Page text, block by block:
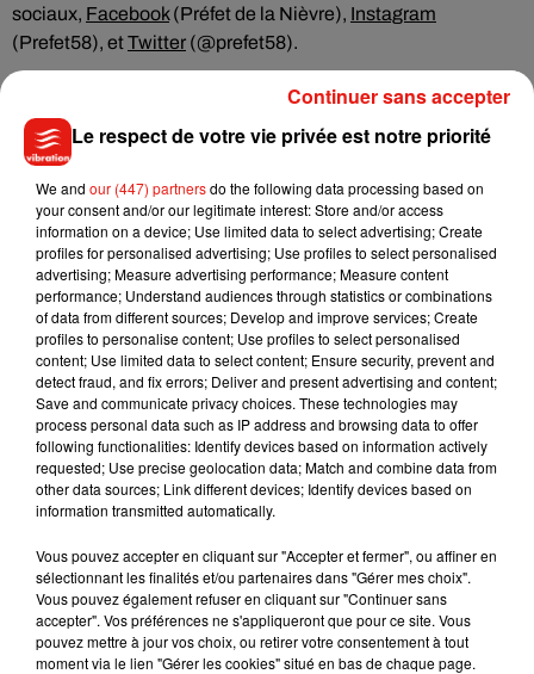
sociaux, Facebook(Préfet de la Nièvre), Instagram
(Prefet58), etTwitter (@prefet58).
Cet été, comme tout le reste de l’année, il est toujours
possible de bénéficier de l’opération
vacances »
. Il vous suffit d’aller signaler dans un
commissariat ou dans une brigade de gendarmerie que votre
domicile sera vide de telle date à telle date. Les brigades
intensifient alors leurs patrouilles dans le secteur de votre
maison ou appartement. Ce service est disponible toute
l’année, et pas seulement pendant les vacances scolaires.
Musique
5 août 2026
Becky G sur son nouveau single
Le respect de votre vie privée est notre priorité
We and our (447) partnersdo the following data processing based on
your consent and/or our legitimate interest: Store and/or access
information on a device; Use limited data to select advertising; Create
profiles for personalised advertising; Use profiles to select personalised
advertising; Measure advertising performance; Measure content
performance; Understand audiences through statistics or combinations
of data from different sources; Develop and improve services; Create
profiles to personalise content; Use profiles to select personalised
content; Use limited data to select content; Ensure security, prevent and
detect fraud, and fix errors; Deliver and present advertising and content;
Save and communicate privacy choices. These technologies may
process personal data such as IP address and browsing data to offer
following functionalities: Identify devices based on information actively
requested; Use precise geolocation data; Match and combine data from
other data sources; Link different devices; Identify devices based on
information transmitted automatically.
Vous pouvez accepter en cliquant sur "Accepter et fermer", ou affiner en
sélectionnant les finalités et/ou partenaires dans "Gérer mes choix".
Vous pouvez également refuser en cliquant sur "Continuer sans
accepter". Vos préférences ne s'appliqueront que pour ce site. Vous
pouvez mettre à jour vos choix, ou retirer votre consentement à tout
moment via le lien "Gérer les cookies" situé en bas de chaque page.
Continuer sans accepter